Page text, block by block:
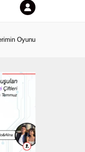
Oyunu